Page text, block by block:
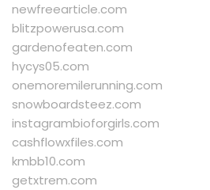
newfreearticle.com
blitzpowerusa.com
gardenofeaten.com
hycys05.com
onemoremilerunning.com
snowboardsteez.com
instagrambioforgirls.com
cashflowxfiles.com
kmbb10.com
getxtrem.com